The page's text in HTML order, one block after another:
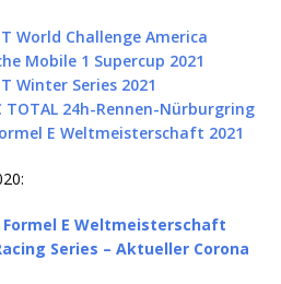
World Challenge America
Mobile 1 Supercup 2021
Winter Series 2021
TOTAL 24h-Rennen-Nürburgring
E Weltmeisterschaft 2021
Formel E Weltmeisterschaft
Series – Aktueller Corona